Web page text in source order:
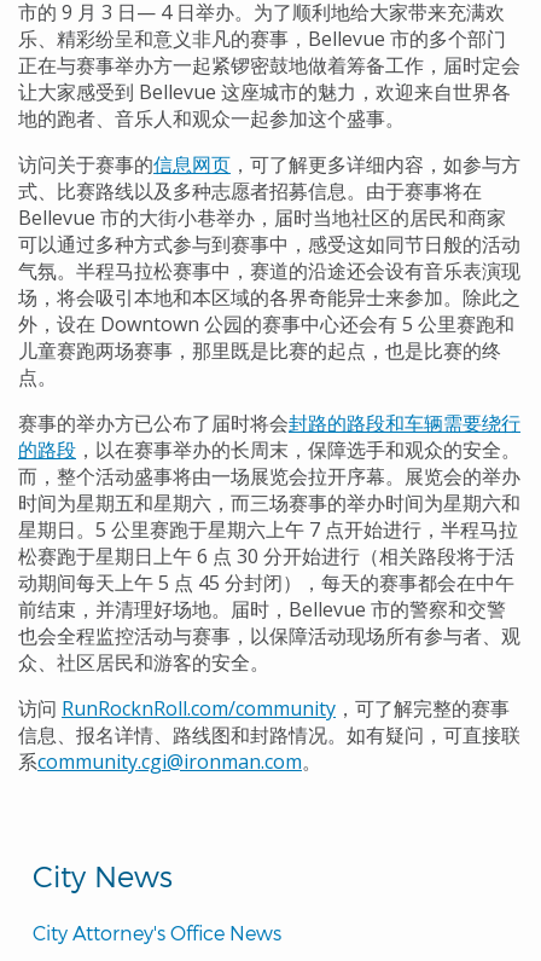
City News
City Attorney's Office News
市的 9 月 3 日— 4 日举办。为了顺利地给大家带来充满欢
乐、精彩纷呈和意义非凡的赛事，Bellevue 市的多个部门
正在与赛事举办方一起紧锣密鼓地做着筹备工作，届时定会
让大家感受到 Bellevue 这座城市的魅力，欢迎来自世界各
地的跑者、音乐人和观众一起参加这个盛事。
访问关于赛事的信息网页 ，可了解更多详细内容，如参与方
式、比赛路线以及多种志愿者招募信息。由于赛事将在
Bellevue 市的大街小巷举办，届时当地社区的居民和商家
可以通过多种方式参与到赛事中，感受这如同节日般的活动
气氛。半程马拉松赛事中，赛道的沿途还会设有音乐表演现
场，将会吸引本地和本区域的各界奇能异士来参加。除此之
外，设在 Downtown 公园的赛事中心还会有 5 公里赛跑和
儿童赛跑两场赛事，那里既是比赛的起点，也是比赛的终
点。
赛事的举办方已公布了届时将会封路的路段和车辆需要绕行
的路段 ，以在赛事举办的长周末，保障选手和观众的安全。
而，整个活动盛事将由一场展览会拉开序幕。展览会的举办
时间为星期五和星期六，而三场赛事的举办时间为星期六和
星期日。5 公里赛跑于星期六上午 7 点开始进行，半程马拉
松赛跑于星期日上午 6 点 30 分开始进行（相关路段将于活
动期间每天上午 5 点 45 分封闭），每天的赛事都会在中午
前结束，并清理好场地。届时，Bellevue 市的警察和交警
也会全程监控活动与赛事，以保障活动现场所有参与者、观
众、社区居民和游客的安全。
访问 RunRocknRoll.com/community ，可了解完整的赛事
信息、报名详情、路线图和封路情况。如有疑问，可直接联
系community.cgi@ironman.com。